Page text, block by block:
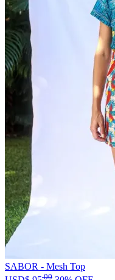
SABOR - Mesh Top
.00